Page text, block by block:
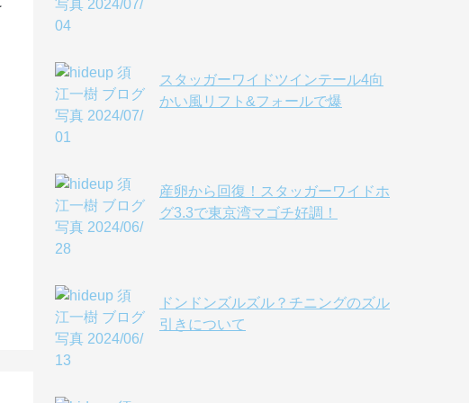
スタッガーワイドツインテール4向
かい風リフト&フォールで爆
産卵から回復！スタッガーワイドホ
グ3.3で東京湾マゴチ好調！
ドンドンズルズル？チニングのズル
引きについて